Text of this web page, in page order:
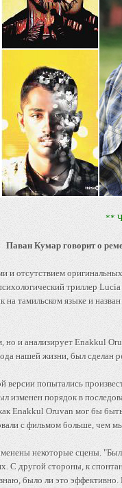
**
Паван Кумар говорит о
и отсутствием
триллер
на тамильском языке и
но и анализирует Enakkul
нашей жизни, был сделан
версии попытались
изменен порядок в
Enakkul Oruvan мог бы
с фильмом больше, чем
некоторые сцены.
С другой стороны, к
было ли это